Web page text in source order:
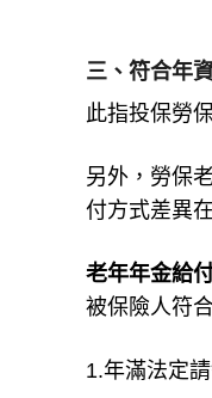
三、符合年
此指投保勞
另外，勞保
付方式差異
老年年金給付
被保險人符
1.年滿法定